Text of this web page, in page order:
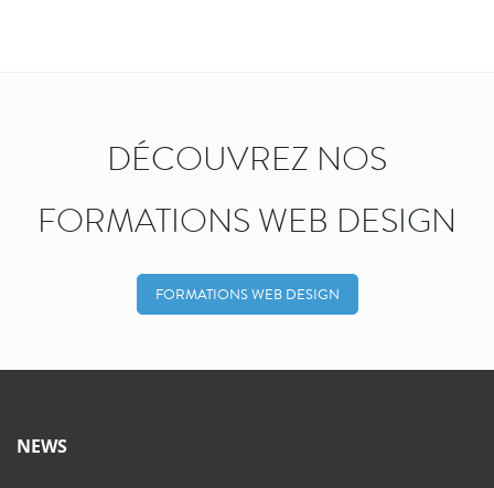
DÉCOUVREZ NOS
FORMATIONS WEB DESIGN
FORMATIONS WEB DESIGN
NEWS